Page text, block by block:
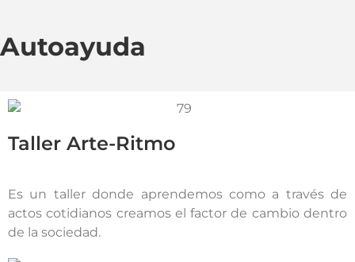
Autoayuda
Taller Arte-Ritmo
Es un taller donde aprendemos como a través de
actos cotidianos creamos el factor de cambio dentro
de la sociedad.